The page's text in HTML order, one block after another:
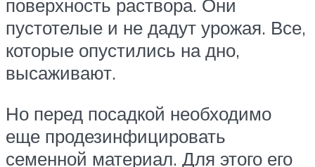
поверхность раствора. Они
пустотелые и не дадут урожая. Все,
которые опустились на дно,
высаживают.
Но перед посадкой необходимо
еще продезинфицировать
семенной материал. Для этого его